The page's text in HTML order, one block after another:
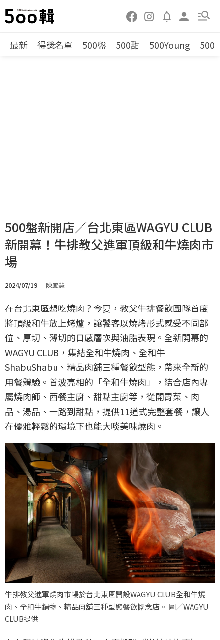
最新 得獎名單 500盤 500甜 500Young 500
500盤新開店／台北東區WAGYU CLUB
新開幕！牛排教父進軍頂級和牛燒肉市
場
2024/07/19 陳宜慧
在台北東區想吃燒肉？今夏，教父牛排餐飲團隊首度
將頂級和牛放上烤爐，讓饕客以燒烤形式感受不同部
位、厚切、薄切的口感層次與油脂表現。全新開幕的
WAGYU CLUB，集結全和牛燒肉、全和牛
ShabuShabu、精品肉舖三種餐飲型態，帶來全新的
用餐體驗。首波亮相的「全和牛燒肉」，結合店內專
屬燒肉師、西餐主廚、甜點主廚等，從開胃菜、肉
品、湯品、一路到甜點，提供11道式完整套餐，讓人
在優雅輕鬆的環境下也能大啖美味燒肉。
牛排教父進軍燒肉市場於台北東區開設WAGYU CLUB全和牛燒
肉、全和牛鍋物、精品肉舖三種型態餐飲概念店。 圖／WAGYU
CLUB提供